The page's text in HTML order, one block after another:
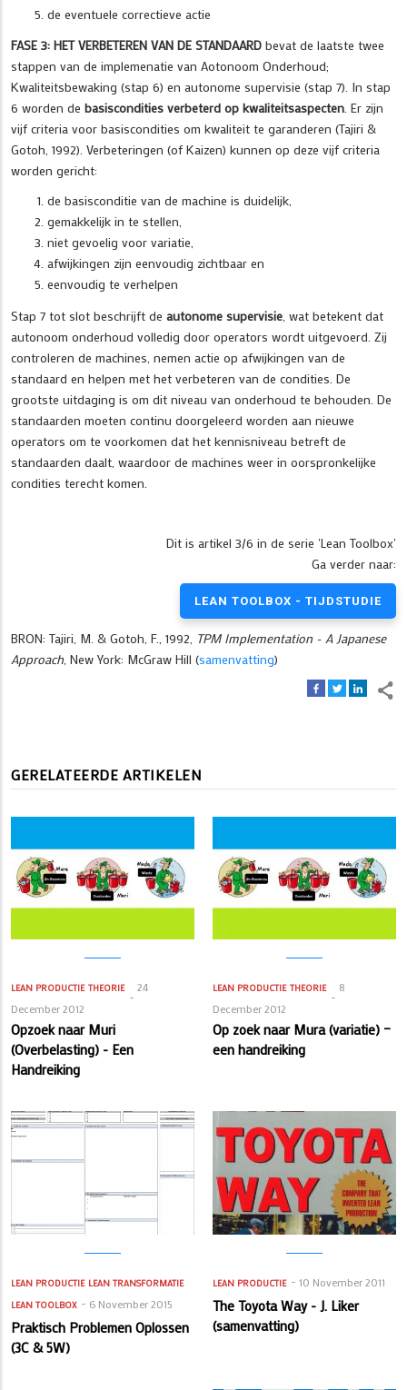
de eventuele correctieve actie
FASE 3: HET VERBETEREN VAN DE STANDAARD bevat de laatste twee
stappen van de implemenatie van Aotonoom Onderhoud;
Kwaliteitsbewaking (stap 6) en autonome supervisie (stap 7). In stap
6 worden de basiscondities verbeterd op kwaliteitsaspecten. Er zijn
vijf criteria voor basiscondities om kwaliteit te garanderen (Tajiri &
Gotoh, 1992). Verbeteringen (of Kaizen) kunnen op deze vijf criteria
worden gericht:
de basisconditie van de machine is duidelijk,
gemakkelijk in te stellen,
niet gevoelig voor variatie,
afwijkingen zijn eenvoudig zichtbaar en
eenvoudig te verhelpen
Stap 7 tot slot beschrijft de autonome supervisie , wat betekent dat
autonoom onderhoud volledig door operators wordt uitgevoerd. Zij
controleren de machines, nemen actie op afwijkingen van de
standaard en helpen met het verbeteren van de condities. De
grootste uitdaging is om dit niveau van onderhoud te behouden. De
standaarden moeten continu doorgeleerd worden aan nieuwe
operators om te voorkomen dat het kennisniveau betreft de
standaarden daalt, waardoor de machines weer in oorspronkelijke
condities terecht komen.
Dit is artikel 3/6 in de serie 'Lean Toolbox'
Ga verder naar:
LEAN TOOLBOX - TIJDSTUDIE
BRON: Tajiri, M. & Gotoh, F., 1992, TPM Implementation - A Japanese
Approach, New York: McGraw Hill (samenvatting)
GERELATEERDE ARTIKELEN
LEAN PRODUCTIE THEORIE
24
December 2012
Opzoek naar Muri
(Overbelasting) - Een
Handreiking
LEAN PRODUCTIE THEORIE
8
December 2012
Op zoek naar Mura (variatie) –
een handreiking
LEAN PRODUCTIE LEAN TRANSFORMATIE
LEAN TOOLBOX
6 November 2015
Praktisch Problemen Oplossen
(3C & 5W)
LEAN PRODUCTIE 10 November 2011
The Toyota Way - J. Liker
(samenvatting)